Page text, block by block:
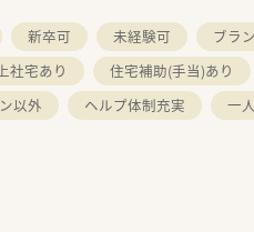
新卒可 未経験可 ブラ
社宅あり 住宅補助(手当)あり
以外 ヘルプ体制充実 一